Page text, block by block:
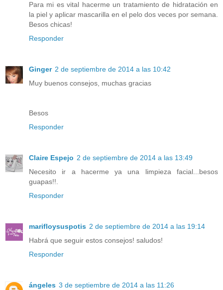
Para mi es vital hacerme un tratamiento de hidratación en
la piel y aplicar mascarilla en el pelo dos veces por semana.
Besos chicas!
Responder
Ginger 2 de septiembre de 2014 a las 10:42
Muy buenos consejos, muchas gracias
Besos
Responder
Claire Espejo 2 de septiembre de 2014 a las 13:49
Necesito ir a hacerme ya una limpieza facial...besos
guapas!!.
Responder
marifloysuspotis 2 de septiembre de 2014 a las 19:14
Habrá que seguir estos consejos! saludos!
Responder
ángeles 3 de septiembre de 2014 a las 11:26